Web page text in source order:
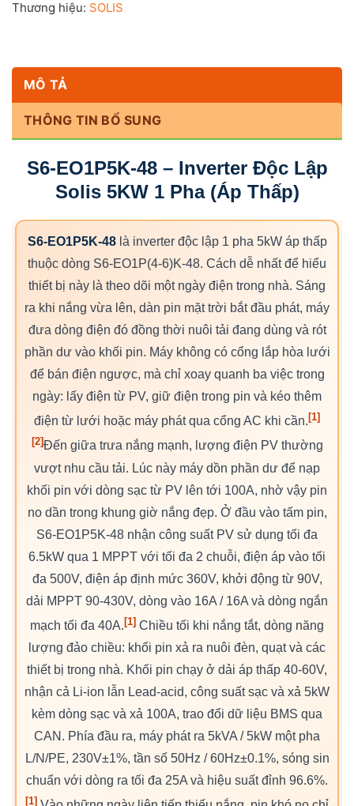
Thương hiệu: SOLIS
MÔ TẢ
THÔNG TIN BỔ SUNG
S6-EO1P5K-48 – Inverter Độc Lập
Solis 5KW 1 Pha (Áp Thấp)
S6-EO1P5K-48là inverter độc lập 1 pha 5kW áp thấp
thuộc dòng S6-EO1P(4-6)K-48. Cách dễ nhất để hiểu
thiết bị này là theo dõi một ngày điện trong nhà. Sáng
ra khi nắng vừa lên, dàn pin mặt trời bắt đầu phát, máy
đưa dòng điện đó đồng thời nuôi tải đang dùng và rót
phần dư vào khối pin. Máy không có cổng lắp hòa lưới
để bán điện ngược, mà chỉ xoay quanh ba việc trong
ngày: lấy điện từ PV, giữ điện trong pin và kéo thêm
điện từ lưới hoặc máy phát qua cổng AC khi cần. [1]
[2]Đến giữa trưa nắng mạnh, lượng điện PV thường
vượt nhu cầu tải. Lúc này máy dồn phần dư để nạp
khối pin với dòng sạc từ PV lên tới 100A, nhờ vậy pin
no dần trong khung giờ nắng đẹp. Ở đầu vào tấm pin,
S6-EO1P5K-48 nhận công suất PV sử dụng tối đa
6.5kW qua 1 MPPT với tối đa 2 chuỗi, điện áp vào tối
đa 500V, điện áp định mức 360V, khởi động từ 90V,
dải MPPT 90-430V, dòng vào 16A / 16A và dòng ngắn
mạch tối đa 40A.[1] Chiều tối khi nắng tắt, dòng năng
lượng đảo chiều: khối pin xả ra nuôi đèn, quạt và các
thiết bị trong nhà. Khối pin chạy ở dải áp thấp 40-60V,
nhận cả Li-ion lẫn Lead-acid, công suất sạc và xả 5kW
kèm dòng sạc và xả 100A, trao đổi dữ liệu BMS qua
CAN. Phía đầu ra, máy phát ra 5kVA / 5kW một pha
L/N/PE, 230V±1%, tần số 50Hz / 60Hz±0.1%, sóng sin
chuẩn với dòng ra tối đa 25A và hiệu suất đỉnh 96.6%.
[1]